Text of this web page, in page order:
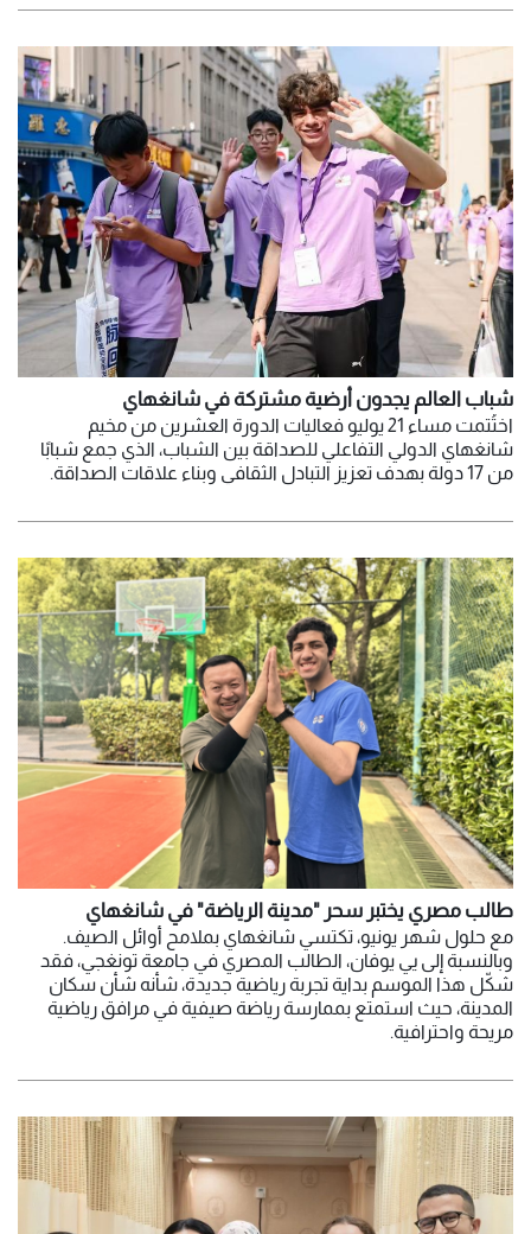
شباب العالم يجدون أرضية مشتركة في شانغهاي
اختُتمت مساء 21 يوليو فعاليات الدورة العشرين من مخيم
شانغهاي الدولي التفاعلي للصداقة بين الشباب، الذي جمع شبابًا
من 17 دولة بهدف تعزيز التبادل الثقافي وبناء علاقات الصداقة.
طالب مصري يختبر سحر "مدينة الرياضة" في شانغهاي
مع حلول شهر يونيو، تكتسي شانغهاي بملامح أوائل الصيف.
وبالنسبة إلى يي يوفان، الطالب المصري في جامعة تونغجي، فقد
شكّل هذا الموسم بداية تجربة رياضية جديدة، شأنه شأن سكان
المدينة، حيث استمتع بممارسة رياضة صيفية في مرافق رياضية
مريحة واحترافية.